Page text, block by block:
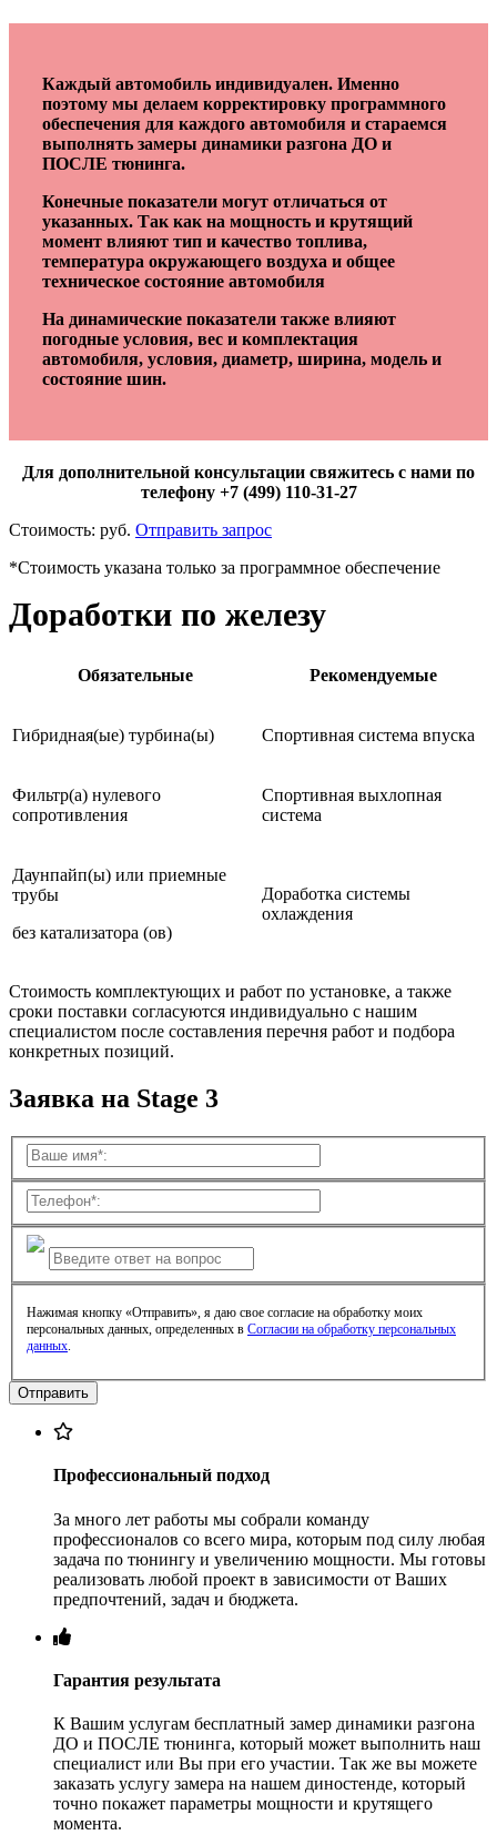
Каждый автомобиль индивидуален. Именно
поэтому мы делаем корректировку программного
обеспечения для каждого автомобиля и стараемся
выполнять замеры динамики разгона ДО и
ПОСЛЕ тюнинга.
Конечные показатели могут отличаться от
указанных. Так как на мощность и крутящий
момент влияют тип и качество топлива,
температура окружающего воздуха и общее
техническое состояние автомобиля
На динамические показатели также влияют
погодные условия, вес и комплектация
автомобиля, условия, диаметр, ширина, модель и
состояние шин.
Для дополнительной консультации свяжитесь с нами по
телефону +7 (499) 110-31-27
Стоимость: руб. Отправить запрос
*Стоимость указана только за программное обеспечение
Доработки по железу
Обязательные Рекомендуемые
Гибридная(ые) турбина(ы) Спортивная система впуска
Фильтр(а) нулевого
сопротивления
Спортивная выхлопная
система
Даунпайп(ы) или приемные
трубы
без катализатора (ов)
Доработка системы
охлаждения
Стоимость комплектующих и работ по установке, а также
сроки поставки согласуются индивидуально с нашим
специалистом после составления перечня работ и подбора
конкретных позиций.
Заявка на Stage 3
Нажимая кнопку «Отправить», я даю свое согласие на обработку моих
персональных данных, определенных в Согласии на обработку персональных
данных.
Профессиональный подход
За много лет работы мы собрали команду
профессионалов со всего мира, которым под силу любая
задача по тюнингу и увеличению мощности. Мы готовы
реализовать любой проект в зависимости от Ваших
предпочтений, задач и бюджета.
Гарантия результата
К Вашим услугам бесплатный замер динамики разгона
ДО и ПОСЛЕ тюнинга, который может выполнить наш
специалист или Вы при его участии. Так же вы можете
заказать услугу замера на нашем диностенде, который
точно покажет параметры мощности и крутящего
момента.